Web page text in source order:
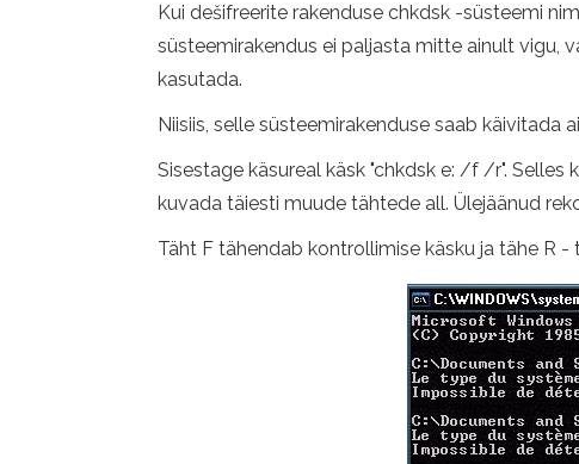
Kui dešifreerite rakenduse chkdsk -süsteemi
süsteemirakendus ei paljasta mitte ainult vigu,
kasutada.
Niisiis, selle süsteemirakenduse saab käivitada
Sisestage käsureal käsk "chkdsk e: /f /r".
kuvada täiesti muude tähtede all. Ülejäänud
Täht F tähendab kontrollimise käsku ja tähe R